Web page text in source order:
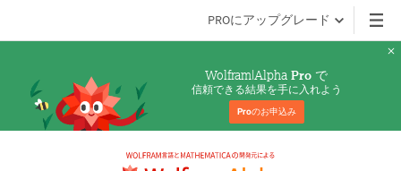
PROにアップグレード
Wolfram|Alpha Pro で
信頼できる結果を手に入れよう
Proのお申込み